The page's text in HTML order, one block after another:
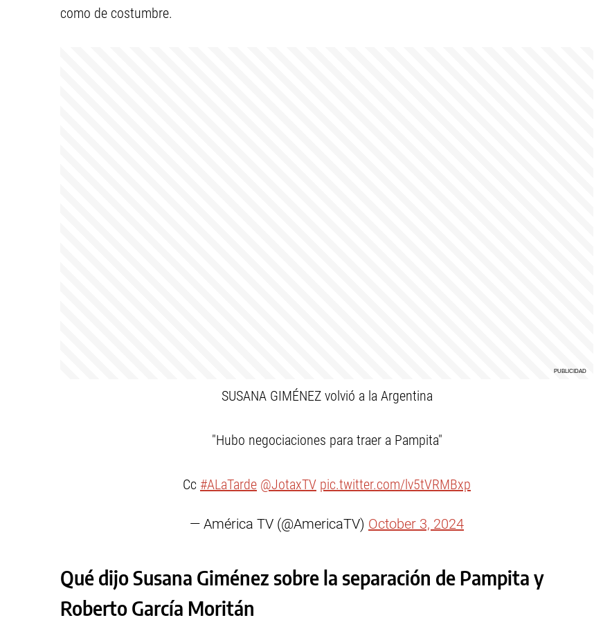
como de costumbre.
SUSANA GIMÉNEZ volvió a la Argentina
"Hubo negociaciones para traer a Pampita"
Cc #ALaTarde @JotaxTV pic.twitter.com/lv5tVRMBxp
— América TV (@AmericaTV) October 3, 2024
Qué dijo Susana Giménez sobre la separación de Pampita y
Roberto García Moritán